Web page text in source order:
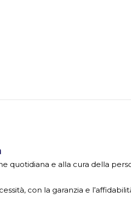
quotidiana e alla cura della
con la garanzia e